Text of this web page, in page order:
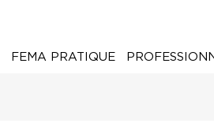
FEMA PRATIQUE